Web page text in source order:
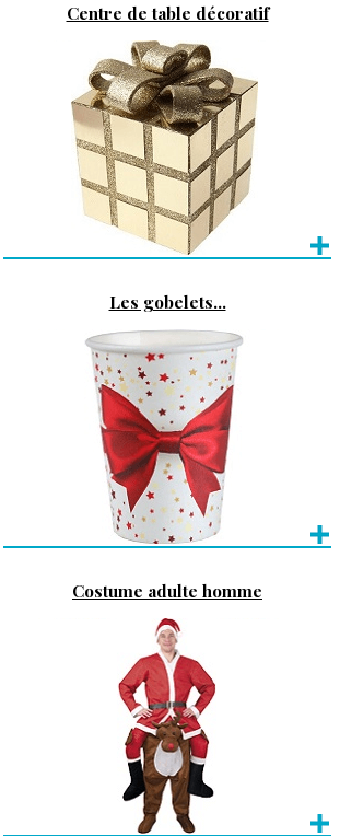
Centre de table décoratif
Les gobelets...
Costume adulte homme